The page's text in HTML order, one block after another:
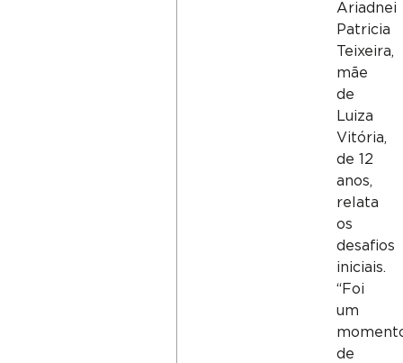
Ariadnei
Patricia
Teixeira,
mãe
de
Luiza
Vitória,
de 12
anos,
relata
os
desafios
iniciais.
“Foi
um
de